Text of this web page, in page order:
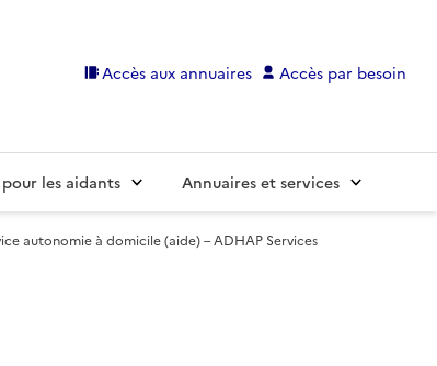
Accès aux annuaires Accès par besoin
les aidants Annuaires et services
autonomie à domicile (aide) – ADHAP Services